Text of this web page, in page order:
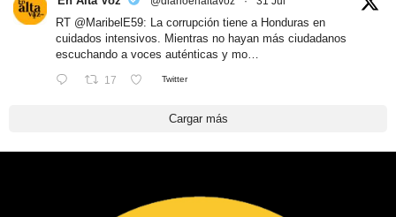
RT @MaribelE59: La corrupción tiene a Honduras en
cuidados intensivos. Mientras no hayan más ciudadanos
escuchando a voces auténticas y mo…
17 Twitter
Cargar más